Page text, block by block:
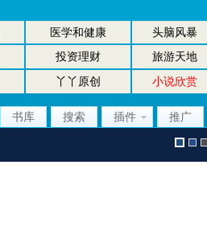
医学和健康 头脑风暴
投资理财 旅游天地
丫丫原创 小说欣赏
书库 搜索 插件 推广